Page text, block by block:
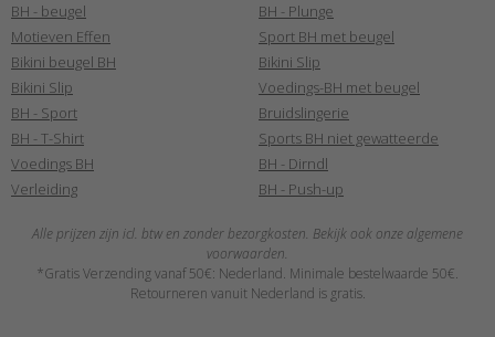
BH - beugel
Motieven Effen
Bikini beugel BH
Bikini Slip
BH - Sport
BH - T-Shirt
Voedings BH
Verleiding
BH - Plunge
Sport BH met beugel
Bikini Slip
Voedings-BH met beugel
Bruidslingerie
Sports BH niet gewatteerde
BH - Dirndl
BH - Push-up
Alle prijzen zijn icl. btw en zonder bezorgkosten. Bekijk ook onze algemene
voorwaarden.
*Gratis Verzending vanaf 50€: Nederland. Minimale bestelwaarde 50€.
Retourneren vanuit Nederland is gratis.